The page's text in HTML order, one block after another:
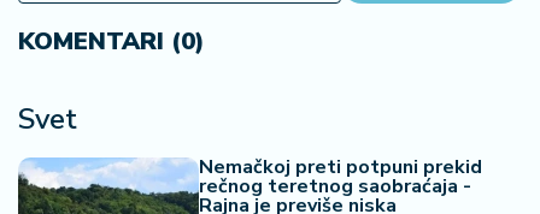
KOMENTARI (0)
Svet
Nemačkoj preti potpuni prekid
rečnog teretnog saobraćaja -
Rajna je previše niska